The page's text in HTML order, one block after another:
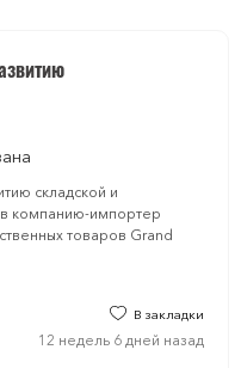
складской и
в компанию-импортер
товаров Grand
В закладки
12 недель 6 дней назад